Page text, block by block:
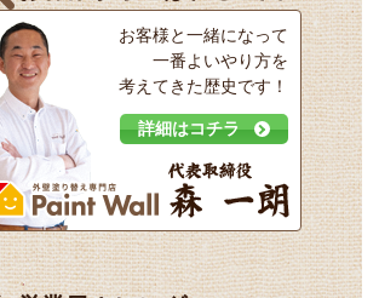
お客様と一緒になって
一番よいやり方を
考えてきた歴史です！
詳細はコチラ